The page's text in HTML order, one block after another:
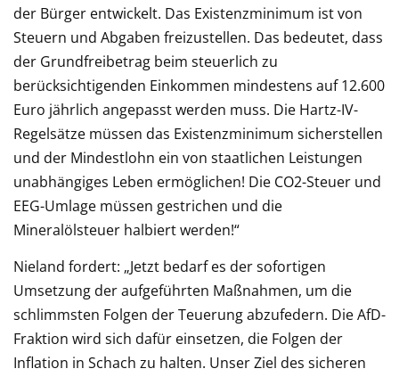
der Bürger entwickelt. Das Existenzminimum ist von
Steuern und Abgaben freizustellen. Das bedeutet, dass
der Grundfreibetrag beim steuerlich zu
berücksichtigenden Einkommen mindestens auf 12.600
Euro jährlich angepasst werden muss. Die Hartz-IV-
Regelsätze müssen das Existenzminimum sicherstellen
und der Mindestlohn ein von staatlichen Leistungen
unabhängiges Leben ermöglichen! Die CO2-Steuer und
EEG-Umlage müssen gestrichen und die
Mineralölsteuer halbiert werden!“
Nieland fordert: „Jetzt bedarf es der sofortigen
Umsetzung der aufgeführten Maßnahmen, um die
schlimmsten Folgen der Teuerung abzufedern. Die AfD-
Fraktion wird sich dafür einsetzen, die Folgen der
Inflation in Schach zu halten. Unser Ziel des sicheren